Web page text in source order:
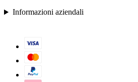
Informazioni aziendali